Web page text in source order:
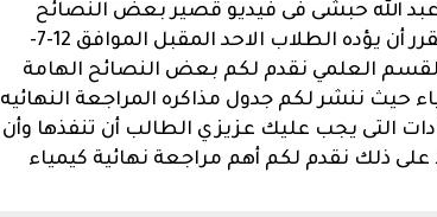
عبد الله حبشى فى فيديو قصير بعض النصائح
الهامة قبل خوض امتحان الكيمياء الذى من المقرر أن يؤده الطلاب الاحد المقبل الموافق 12-7-
القسم العلمي نقدم لكم بعض النصائح الهامة
حيث ننشر لكم جدول مذاكره المراجعة النهائيه
2020 وبعض الارشادات التى يجب عليك عزيزي الطالب أن تنفذها وأن
ذلك نقدم لكم أهم مراجعة نهائية كيمياء